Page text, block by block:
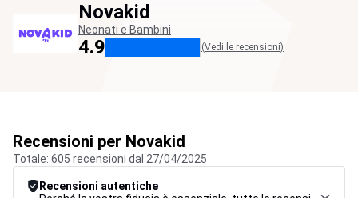
Novakid
Neonati e Bambini
4.9 (Vedi le recensioni)
Recensioni per Novakid
Totale: 605 recensioni dal 27/04/2025
Recensioni autentiche